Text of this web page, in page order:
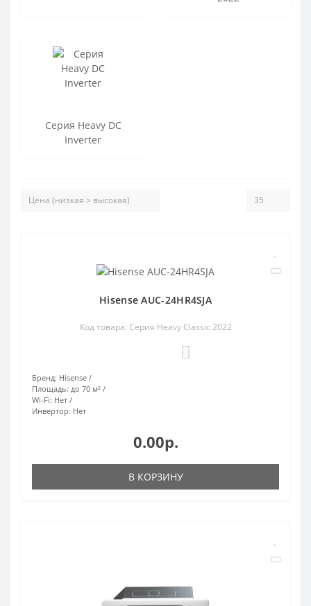
Серия Heavy DC
Inverter
Hisense AUC-24HR4SJA
Код товара: Серия Heavy Classic 2022
Бренд: Hisense
Площадь: до 70 м²
Wi-Fi: Нет
Инвертор: Нет
0.00р.
В КОРЗИНУ